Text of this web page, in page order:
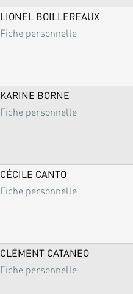
LIONEL BOILLEREAUX
Fiche personnelle
KARINE BORNE
Fiche personnelle
CÉCILE CANTO
Fiche personnelle
CLÉMENT CATANEO
Fiche personnelle